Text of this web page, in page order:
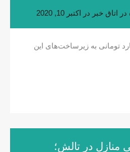
اتاق خبر در اکتبر 10, 2020
200 میلیارد تومانی به زیرساخت‌های این
منازل در تالش؛